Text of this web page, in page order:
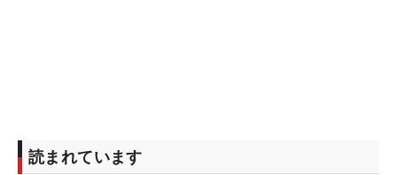
読まれています